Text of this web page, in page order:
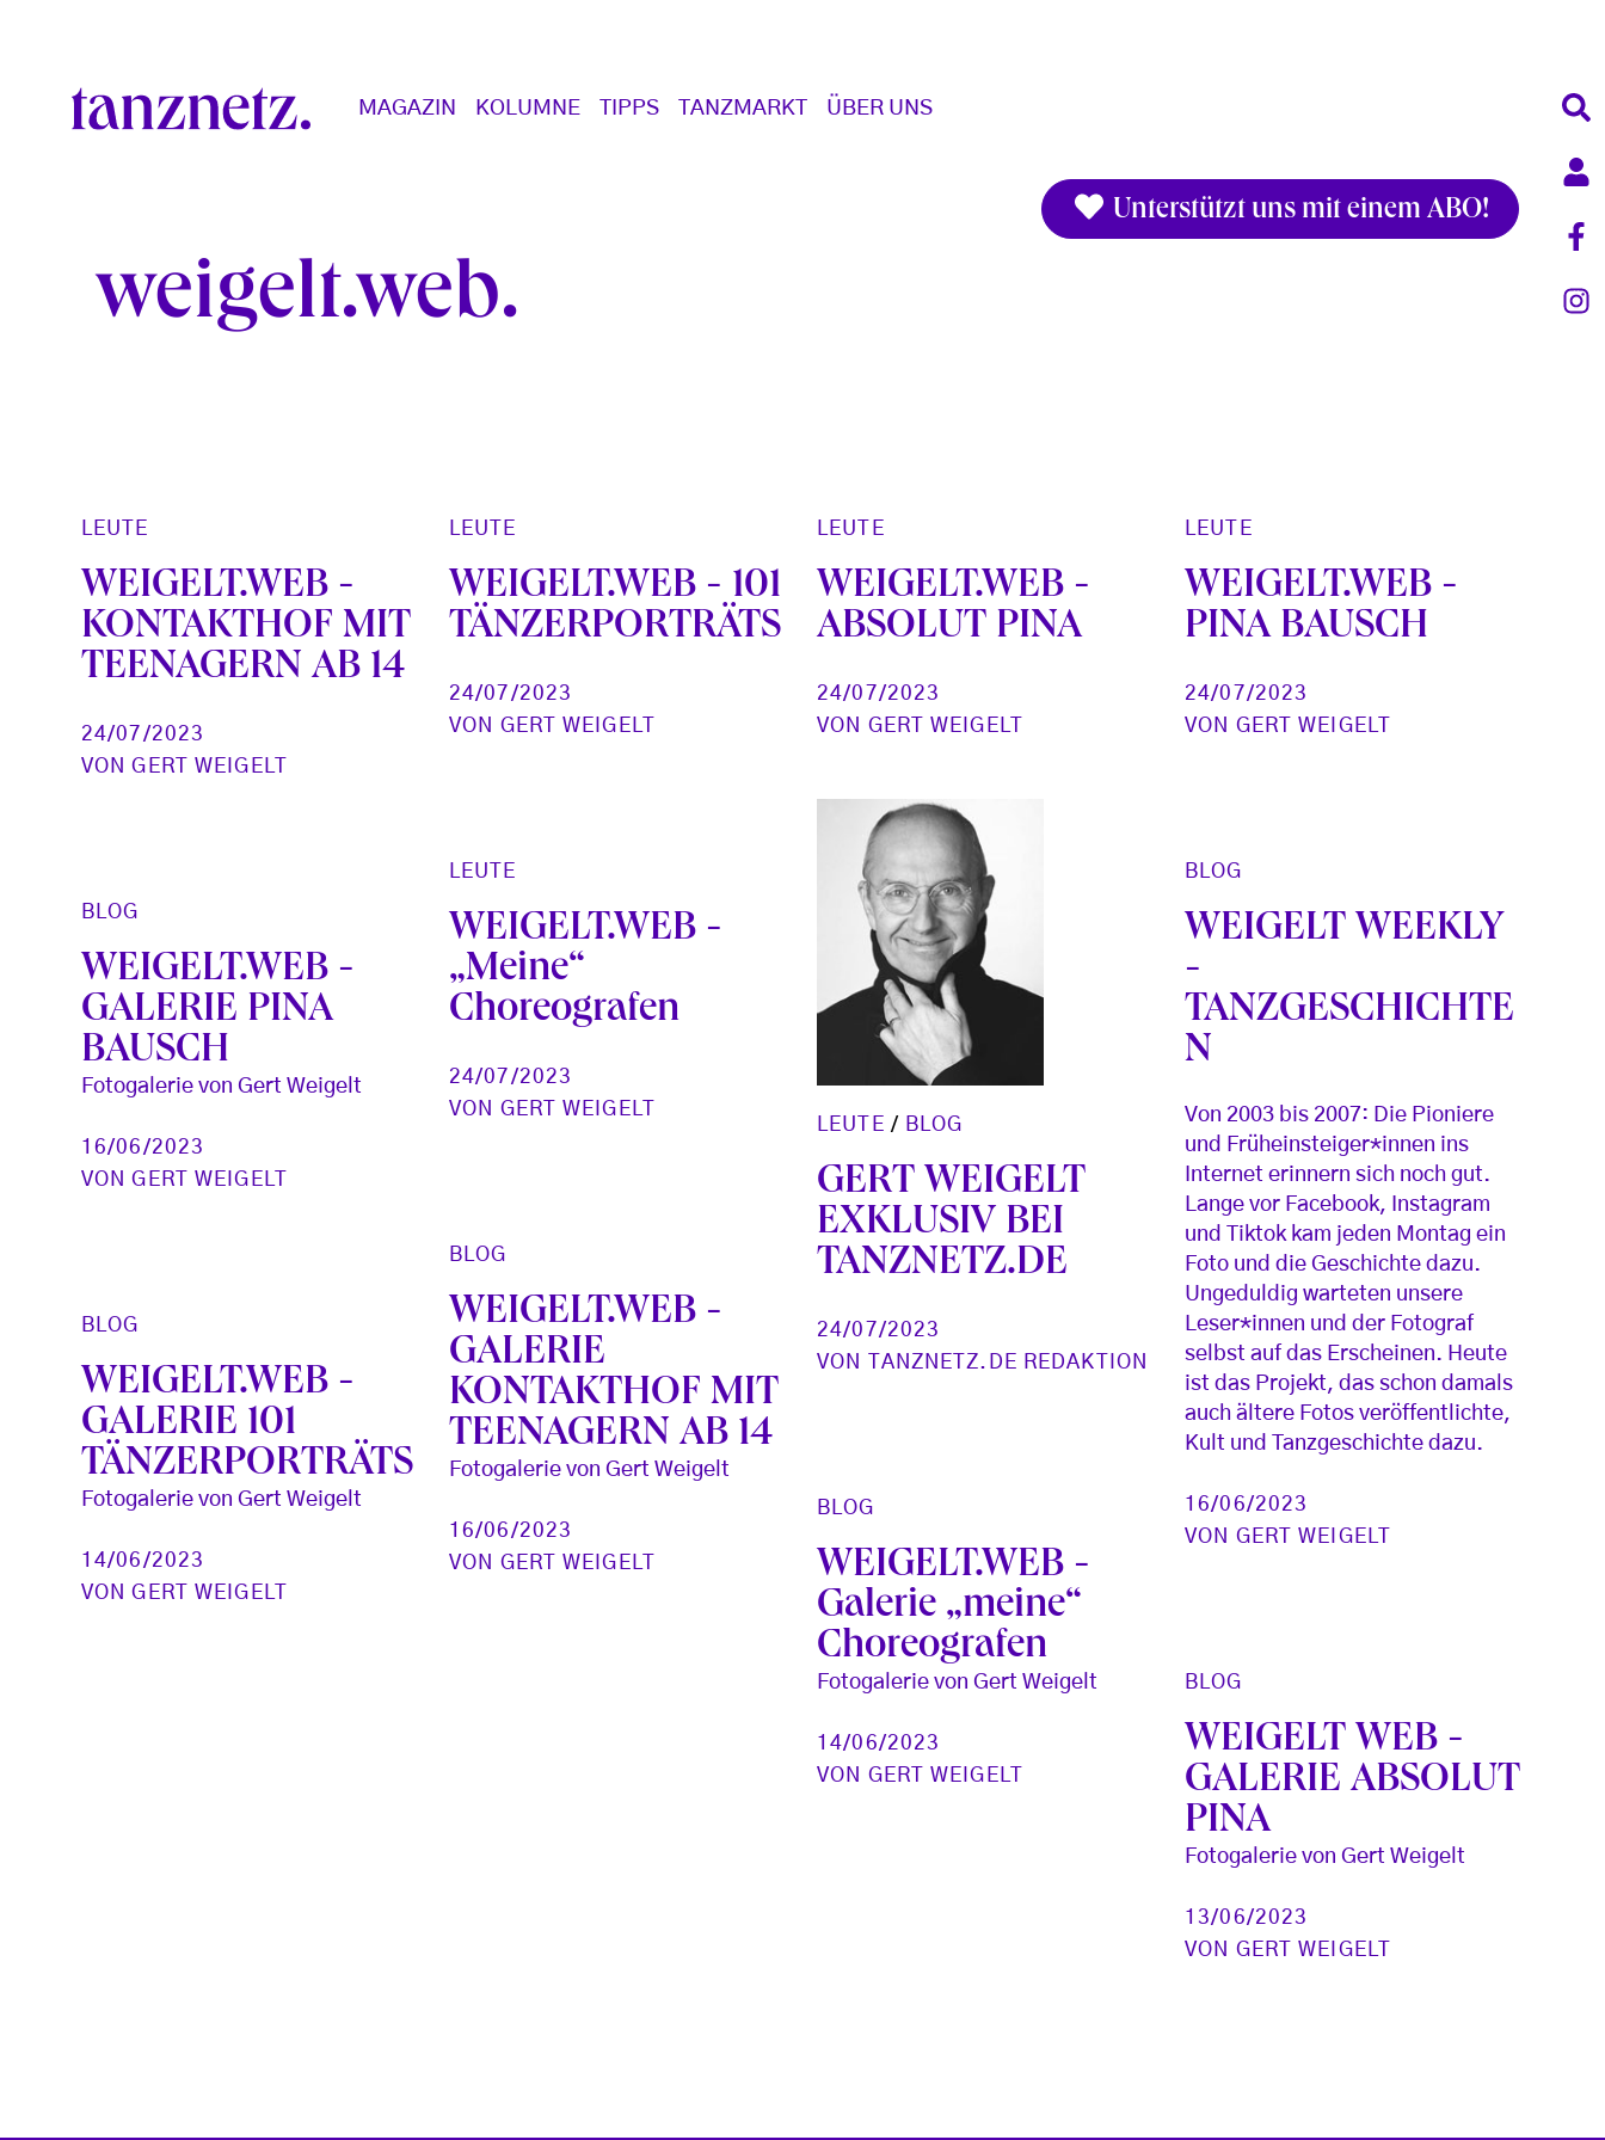
Main navigation
MAGAZIN KOLUMNE TIPPS TANZMARKT ÜBER UNS
Unterstützt uns mit einem ABO!
weigelt.web
LEUTE
WEIGELT.WEB -
KONTAKTHOF MIT
TEENAGERN AB 14
24/07/2023
VONGERT WEIGELT
LEUTE
WEIGELT.WEB - 101
TÄNZERPORTRÄTS
24/07/2023
VON GERT WEIGELT
LEUTE
WEIGELT.WEB -
ABSOLUT PINA
24/07/2023
VON GERT WEIGELT
LEUTE
WEIGELT.WEB -
PINA BAUSCH
24/07/2023
VON GERT WEIGELT
LEUTE
WEIGELT.WEB -
„Meine“
Choreografen
24/07/2023
VON GERT WEIGELT
LEUTE / BLOG
GERT WEIGELT
EXKLUSIV BEI
TANZNETZ.DE
24/07/2023
VON
TANZNETZ.DE REDAKTION
BLOG
WEIGELT WEEKLY
-
TANZGESCHICHTE
N
Von 2003 bis 2007: Die Pioniere
und Früheinsteiger*innen ins
Internet erinnern sich noch gut.
Lange vor Facebook, Instagram
und Tiktok kam jeden Montag ein
Foto und die Geschichte dazu.
Ungeduldig warteten unsere
Leser*innen und der Fotograf
selbst auf das Erscheinen. Heute
ist das Projekt, das schon damals
auch ältere Fotos veröffentlichte,
Kult und Tanzgeschichte dazu.
16/06/2023
VON GERT WEIGELT
BLOG
WEIGELT.WEB -
GALERIE PINA
BAUSCH
Fotogalerie von Gert Weigelt
16/06/2023
VONGERT WEIGELT
BLOG
WEIGELT.WEB -
GALERIE
KONTAKTHOF MIT
TEENAGERN AB 14
Fotogalerie von Gert Weigelt
16/06/2023
VON GERT WEIGELT
BLOG
WEIGELT.WEB -
GALERIE 101
TÄNZERPORTRÄTS
Fotogalerie von Gert Weigelt
14/06/2023
VONGERT WEIGELT
BLOG
WEIGELT.WEB -
Galerie „meine“
Choreografen
Fotogalerie von Gert Weigelt
14/06/2023
VON GERT WEIGELT
BLOG
WEIGELT WEB -
GALERIE ABSOLUT
PINA
Fotogalerie von Gert Weigelt
13/06/2023
VON GERT WEIGELT